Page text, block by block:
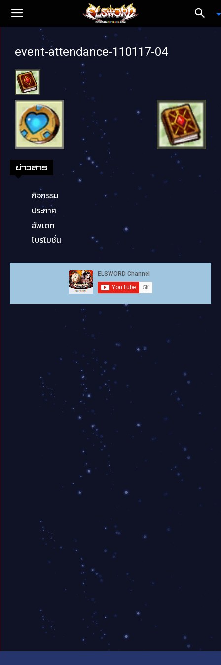
event-attendance-110117-04
ข่าวสาร
กิจกรรม
ประกาศ
อัพเดท
โปรโมชั่น